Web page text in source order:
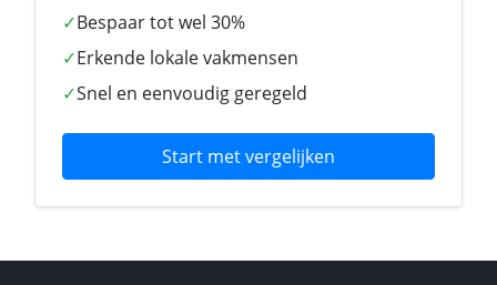
✓Bespaar tot wel 30%
✓Erkende lokale vakmensen
✓Snel en eenvoudig geregeld
Start met vergelijken